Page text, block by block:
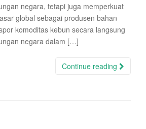
negara, tetapi juga memperkuat
global sebagai produsen bahan
komoditas kebun secara langsung
negara dalam […]
Continue reading